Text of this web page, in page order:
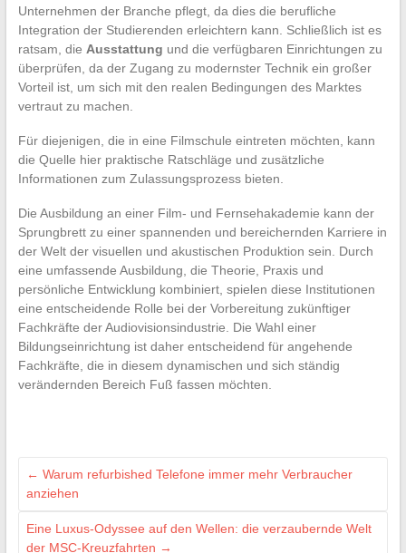
Unternehmen der Branche pflegt, da dies die berufliche
Integration der Studierenden erleichtern kann. Schließlich ist es
ratsam, die Ausstattung und die verfügbaren Einrichtungen zu
überprüfen, da der Zugang zu modernster Technik ein großer
Vorteil ist, um sich mit den realen Bedingungen des Marktes
vertraut zu machen.
Für diejenigen, die in eine Filmschule eintreten möchten, kann
die Quelle hier praktische Ratschläge und zusätzliche
Informationen zum Zulassungsprozess bieten.
Die Ausbildung an einer Film- und Fernsehakademie kann der
Sprungbrett zu einer spannenden und bereichernden Karriere in
der Welt der visuellen und akustischen Produktion sein. Durch
eine umfassende Ausbildung, die Theorie, Praxis und
persönliche Entwicklung kombiniert, spielen diese Institutionen
eine entscheidende Rolle bei der Vorbereitung zukünftiger
Fachkräfte der Audiovisionsindustrie. Die Wahl einer
Bildungseinrichtung ist daher entscheidend für angehende
Fachkräfte, die in diesem dynamischen und sich ständig
verändernden Bereich Fuß fassen möchten.
← Warum refurbished Telefone immer mehr Verbraucher
anziehen
Eine Luxus-Odyssee auf den Wellen: die verzaubernde Welt
der MSC-Kreuzfahrten →